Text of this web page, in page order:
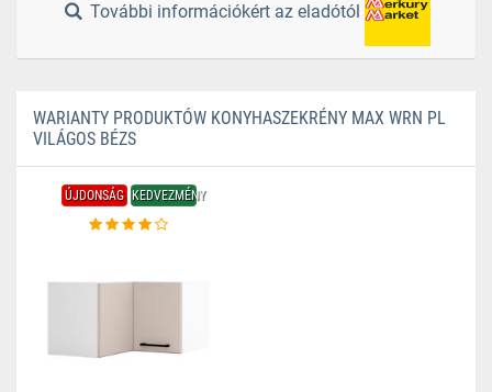
További információkért az eladótól
WARIANTY PRODUKTÓW KONYHASZEKRÉNY MAX WRN PL
VILÁGOS BÉZS
ÚJDONSÁG KEDVEZMÉNY